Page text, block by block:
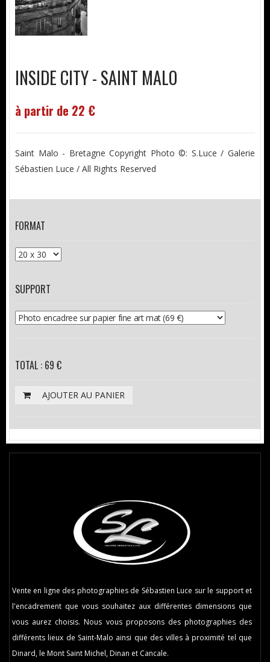
INSIDE CITY - SAINT MALO
à partir de 22 €
Saint Malo - Bretagne Copyright Photo ©: S.Luce / Galerie
Sébastien Luce / All Rights Reserved
FORMAT
SUPPORT
TOTAL : 69 €
AJOUTER AU PANIER
Vente en ligne des photographies de Sébastien Luce sur le support et
l'encadrement que vous souhaitez aux différentes dimensions que
vous aurez choisis. Nous vous proposons des photographies des
différents lieux de Saint-Malo ainsi que des villes à proximité tel que
Dinard, le Mont Saint Michel, Dinan et Cancale.